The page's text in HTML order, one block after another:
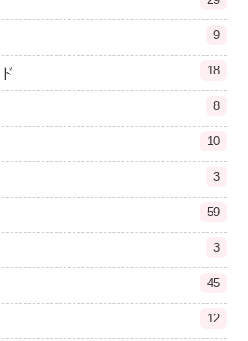
9
18
8
10
3
59
3
45
12